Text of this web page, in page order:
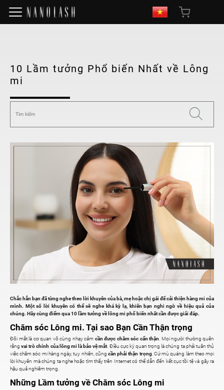
10 Lầm tưởng Phổ biến Nhất về Lông
mi
Chắc hẳn bạn đã từng nghe theo lời khuyên của bà, mẹ hoặc chị gái để cải thiện hàng mi của
mình. Một số lời khuyên có thể sẽ nghe khá kỳ lạ, khiến bạn nghi ngờ về hiệu quả của
chúng. Hãy cùng điểm qua 10 lầm tưởng về lông mi phổ biến nhất cần được giải đáp.
Chăm sóc Lông mi. Tại sao Bạn Cần Thận trọng
Đôi mắt là cơ quan vô cùng nhạy cảm cần được chăm sóc cẩn thận . Mọi người thường quên
rằngvai trò chính của lông mi là bảo vệ mắt. Điều cực kỳ quan trọng là chúng ta phải tuân thủ
việc chăm sóc mi hàng ngày, tuy nhiên, cũng cần phải thận trọng. Cứ mù quáng làm theo mọi
lời khuyên mà chúng ta nghe hoặc tìm thấy trên Internet có thể dẫn đến kết cục tồi tệ và gây ra
hậu quả nghiêm trọng.
Những Lầm tưởng về Chăm sóc Lông mi